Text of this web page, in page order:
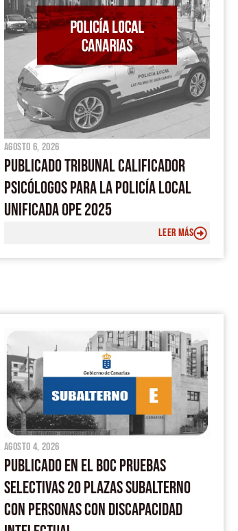
agosto 6, 2026
PUBLICADO TRIBUNAL CALIFICADOR
PSICÓLOGOS PARA LA POLICÍA LOCAL
UNIFICADA OPE 2025
LEER MÁS
agosto 4, 2026
PUBLICADO EN EL BOC PRUEBAS
SELECTIVAS 20 PLAZAS SUBALTERNO
CON PERSONAS CON DISCAPACIDAD